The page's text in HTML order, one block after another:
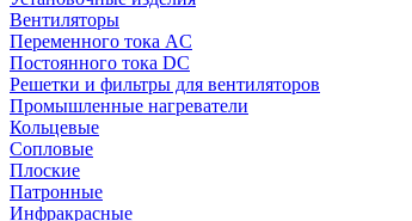
Вентиляторы
Переменного тока AC
Постоянного тока DC
Решетки и фильтры для вентиляторов
Промышленные нагреватели
Кольцевые
Сопловые
Плоские
Патронные
Инфракрасные